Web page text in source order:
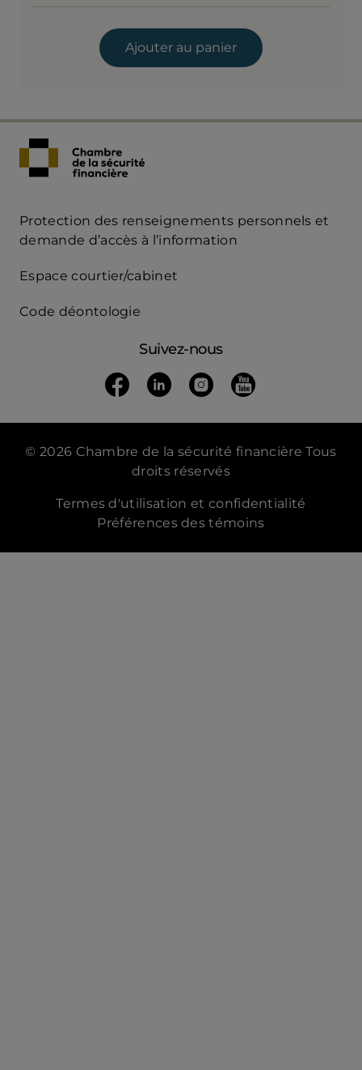
Ajouter au panier
Acces
mobile
Protection des renseignements personnels et
demande d’accès à l’information
Espace courtier/cabinet
Code déontologie
Suivez-nous
Suivez nous sur Facebook
(ouvre dans un nouvel onglet)
Suivez-nous Linkedin
(ouvre dans un nouvel
Suivez nous sur
(ouvre dans un nouvel
Suivez nous sur
(ouvre dans un
© 2026 Chambre de la sécurité financière Tous
droits réservés
Termes d'utilisation et confidentialité
Préférences des témoins